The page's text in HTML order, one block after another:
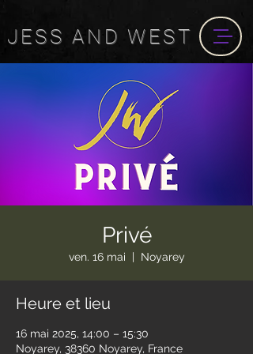
JESSAND WEST
Privé
ven. 16 mai
  |
Noyarey
Heure et lieu
16 mai 2025, 14:00 – 15:30
Noyarey, 38360 Noyarey, France